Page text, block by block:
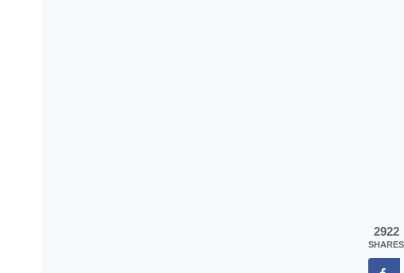
2922
SHARES